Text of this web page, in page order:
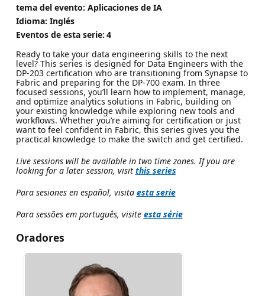
tema del evento: Aplicaciones de IA
Idioma: Inglés
Eventos de esta serie: 4
Ready to take your data engineering skills to the next
level? This series is designed for Data Engineers with the
DP-203 certification who are transitioning from Synapse to
Fabric and preparing for the DP-700 exam. In three
focused sessions, you’ll learn how to implement, manage,
and optimize analytics solutions in Fabric, building on
your existing knowledge while exploring new tools and
workflows. Whether you’re aiming for certification or just
want to feel confident in Fabric, this series gives you the
practical knowledge to make the switch and get certified.
Live sessions will be available in two time zones. If you are
looking for a later session, visit this series
Para sesiones en español, visita esta serie
Para sessões em português, visite esta série
Oradores